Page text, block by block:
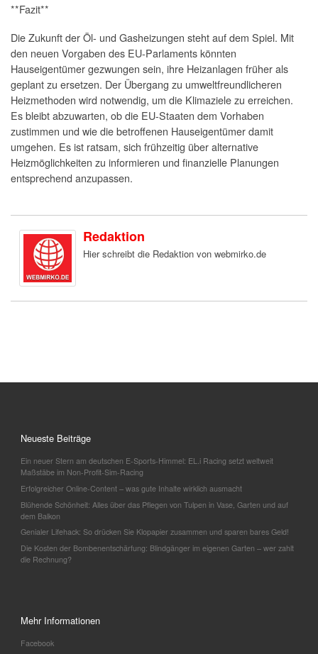
**Fazit**
Die Zukunft der Öl- und Gasheizungen steht auf dem Spiel. Mit
den neuen Vorgaben des EU-Parlaments könnten
Hauseigentümer gezwungen sein, ihre Heizanlagen früher als
geplant zu ersetzen. Der Übergang zu umweltfreundlicheren
Heizmethoden wird notwendig, um die Klimaziele zu erreichen.
Es bleibt abzuwarten, ob die EU-Staaten dem Vorhaben
zustimmen und wie die betroffenen Hauseigentümer damit
umgehen. Es ist ratsam, sich frühzeitig über alternative
Heizmöglichkeiten zu informieren und finanzielle Planungen
entsprechend anzupassen.
Redaktion
Hier schreibt die Redaktion von webmirko.de
Neueste Beiträge
Ein neuer Stern am deutschen E-Sports-Himmel: EL.i Racing setzt weltweit
Maßstäbe im Non-Profit-Sim-Racing
Erfolgreicher Online-Content – was gute Inhalte wirklich ausmacht
Blühende Schönheit: Alles über das Pflegen von Tulpen in Vase, Garten und auf
dem Balkon
Genialer Lifehack: So drücken Sie Klopapier zusammen und sparen bares Geld!
Die Kosten der Bombenentschärfung: Blindgänger im eigenen Garten – wer zahlt
die Rechnung?
Mehr Informationen
Facebook